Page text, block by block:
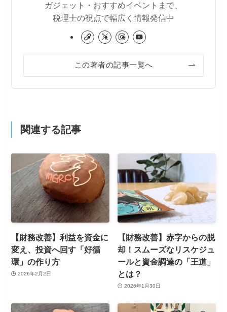
ガジェット・おすすめイベントまで、
税理士の視点で幅広く情報発信中
この著者の記事一覧へ
関連する記事
【財務改善】利益を資金に
変え、投資へ回す「好循
環」の作り方
2026年2月2日
【財務改善】赤字からの脱
却！スムーズなリスケジュ
ールと資金調達の「王道」
とは？
2026年1月30日